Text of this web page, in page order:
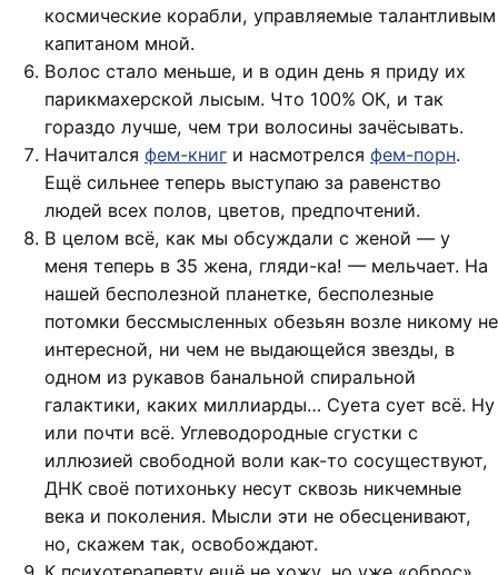
космические корабли, управляемые талантливым
капитаном мной.
Волос стало меньше, и в один день я приду их
парикмахерской лысым. Что 100% ОК, и так
гораздо лучше, чем три волосины зачёсывать.
Начитался фем-книг и насмотрелся фем-порн.
Ещё сильнее теперь выступаю за равенство
людей всех полов, цветов, предпочтений.
В целом всё, как мы обсуждали с женой — у
меня теперь в 35 жена, гляди-ка! — мельчает. На
нашей бесполезной планетке, бесполезные
потомки бессмысленных обезьян возле никому не
интересной, ни чем не выдающейся звезды, в
одном из рукавов банальной спиральной
галактики, каких миллиарды… Суета сует всё. Ну
или почти всё. Углеводородные сгустки с
иллюзией свободной воли как-то сосуществуют,
ДНК своё потихоньку несут сквозь никчемные
века и поколения. Мысли эти не обесценивают,
но, скажем так, освобождают.